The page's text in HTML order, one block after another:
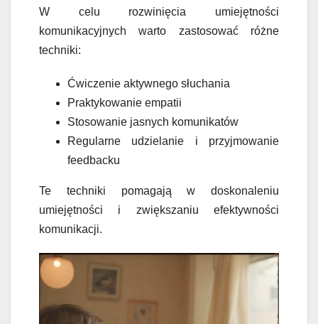
W celu rozwinięcia umiejętności
komunikacyjnych warto zastosować różne
techniki:
Ćwiczenie aktywnego słuchania
Praktykowanie empatii
Stosowanie jasnych komunikatów
Regularne udzielanie i przyjmowanie
feedbacku
Te techniki pomagają w doskonaleniu
umiejętności i zwiększaniu efektywności
komunikacji.